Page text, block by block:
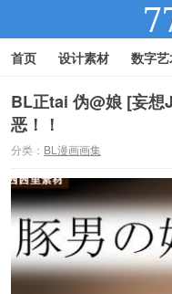
首页 设计素材 数字
BL正tai 伪@娘 [妄想
恶！！
分类： BL漫画画集